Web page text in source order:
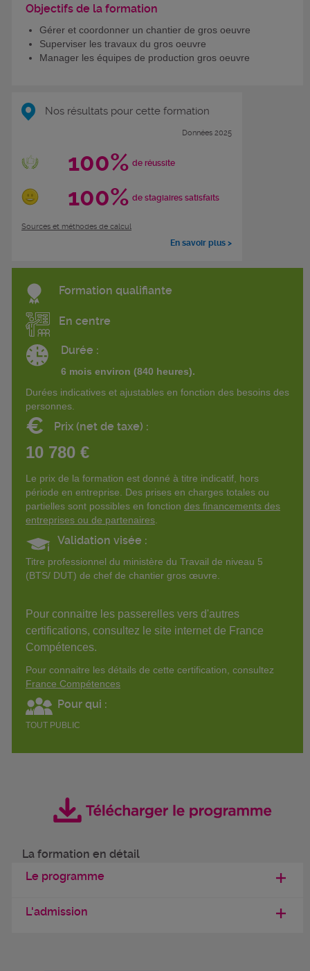
Objectifs de la formation
Gérer et coordonner un chantier de gros oeuvre
Superviser les travaux du gros oeuvre
Manager les équipes de production gros oeuvre
Nos résultats pour cette formation
Données 2025
100% de réussite
100% de stagiaires satisfaits
Sources et méthodes de calcul
En savoir plus >
Formation qualifiante
En centre
Durée :
6 mois environ (840 heures).
Durées indicatives et ajustables en fonction des besoins des
personnes.
€ Prix (net de taxe) :
10 780 €
Le prix de la formation est donné à titre indicatif, hors
période en entreprise. Des prises en charges totales ou
partielles sont possibles en fonction des financements des
entreprises ou de partenaires
Validation visée :
Titre professionnel du ministère du Travail de niveau 5
(BTS/ DUT) de chef de chantier gros œuvre.
Pour connaitre les passerelles vers d'autres
certifications, consultez le site internet de France
Compétences.
Pour connaitre les détails de cette certification, consultez
France Compétences
Pour qui :
TOUT PUBLIC
La formation en détail
Le programme
L'admission